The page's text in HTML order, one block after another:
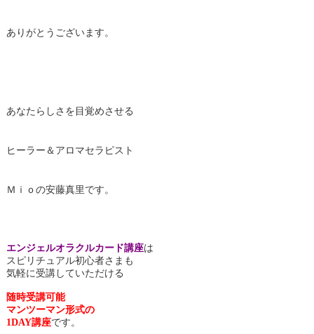
ありがとうございます。
あなたらしさを目覚めさせる
ヒーラー＆アロマセラピスト
Ｍｉｏの安藤真里です。
エンジェルオラクルカード講座は
スピリチュアル初心者さまも
気軽に受講していただける
随時受講可能
マンツーマン形式の
1DAY講座です。